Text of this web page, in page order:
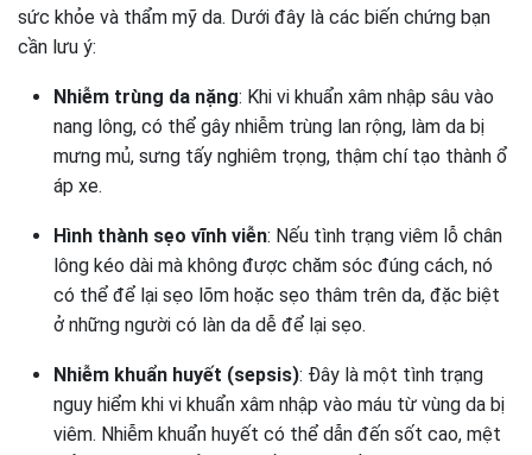
sức khỏe và thẩm mỹ da. Dưới đây là các biến chứng bạn
cần lưu ý:
Nhiễm trùng da nặng: Khi vi khuẩn xâm nhập sâu vào
nang lông, có thể gây nhiễm trùng lan rộng, làm da bị
mưng mủ, sưng tấy nghiêm trọng, thậm chí tạo thành ổ
áp xe.
Hình thành sẹo vĩnh viễn: Nếu tình trạng viêm lỗ chân
lông kéo dài mà không được chăm sóc đúng cách, nó
có thể để lại sẹo lõm hoặc sẹo thâm trên da, đặc biệt
ở những người có làn da dễ để lại sẹo.
Nhiễm khuẩn huyết (sepsis): Đây là một tình trạng
nguy hiểm khi vi khuẩn xâm nhập vào máu từ vùng da bị
viêm. Nhiễm khuẩn huyết có thể dẫn đến sốt cao, mệt